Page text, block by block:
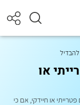
להבדיל
או
פטרייתי או חיידקי, אם כי